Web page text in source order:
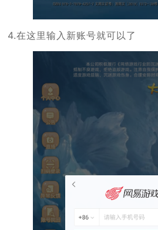
4.在这里输入新账号就可以了